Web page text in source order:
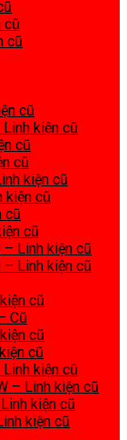
cũ
cũ
cũ
kiện cũ
cũ
cũ
kiện cũ
kiện cũ
cũ
cũ
– Linh kiện cũ
– Linh kiện cũ
cũ
Cũ
cũ
cũ
kiện cũ
– Linh kiện cũ
kiện cũ
kiện cũ